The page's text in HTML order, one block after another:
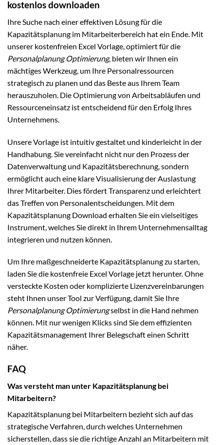
kostenlos downloaden
Ihre Suche nach einer effektiven Lösung für die
Kapazitätsplanung im Mitarbeiterbereich hat ein Ende. Mit
unserer kostenfreien Excel Vorlage, optimiert für die
Personalplanung Optimierung, bieten wir Ihnen ein
mächtiges Werkzeug, um Ihre Personalressourcen
strategisch zu planen und das Beste aus Ihrem Team
herauszuholen. Die Optimierung von Arbeitsabläufen und
Ressourceneinsatz ist entscheidend für den Erfolg Ihres
Unternehmens.
Unsere Vorlage ist intuitiv gestaltet und kinderleicht in der
Handhabung. Sie vereinfacht nicht nur den Prozess der
Datenverwaltung und Kapazitätsberechnung, sondern
ermöglicht auch eine klare Visualisierung der Auslastung
Ihrer Mitarbeiter. Dies fördert Transparenz und erleichtert
das Treffen von Personalentscheidungen. Mit dem
Kapazitätsplanung Download erhalten Sie ein vielseitiges
Instrument, welches Sie direkt in Ihrem Unternehmensalltag
integrieren und nutzen können.
Um Ihre maßgeschneiderte Kapazitätsplanung zu starten,
laden Sie die kostenfreie Excel Vorlage jetzt herunter. Ohne
versteckte Kosten oder komplizierte Lizenzvereinbarungen
steht Ihnen unser Tool zur Verfügung, damit Sie Ihre
Personalplanung Optimierungselbst in die Hand nehmen
können. Mit nur wenigen Klicks sind Sie dem effizienten
Kapazitätsmanagement Ihrer Belegschaft einen Schritt
näher.
FAQ
Was versteht man unter Kapazitätsplanung bei
Mitarbeitern?
Kapazitätsplanung bei Mitarbeitern bezieht sich auf das
strategische Verfahren, durch welches Unternehmen
sicherstellen, dass sie die richtige Anzahl an Mitarbeitern mit